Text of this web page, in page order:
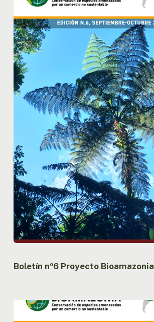
Proyecto
Bioamazonia
Boletín nº6 Proyecto Bioamazonia
Boletín